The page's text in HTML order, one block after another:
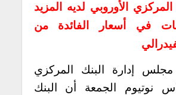
الأوروبي لديه المزيد
في أسعار الفائدة من
إدارة البنك المركزي
نوتيوم الجمعة أن البنك